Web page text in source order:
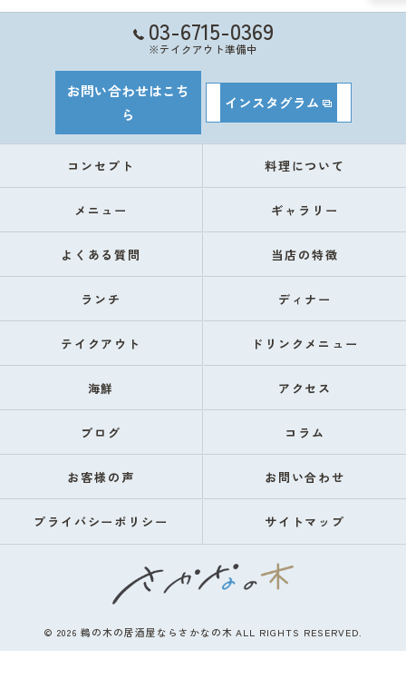
03-6715-0369
※テイクアウト準備中
お問い合わせはこち
ら
インスタグラム
コンセプト 料理について
メニュー ギャラリー
よくある質問 当店の特徴
ランチ ディナー
テイクアウト ドリンクメニュー
海鮮 アクセス
ブログ コラム
お客様の声 お問い合わせ
プライバシーポリシー サイトマップ
© 2026 鵜の木の居酒屋ならさかなの木 ALL RIGHTS RESERVED.